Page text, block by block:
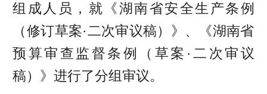
组成人员，就《湖南省安全生产条例
（修订草案·二次审议稿）》、《湖南省
预算审查监督条例（草案·二次审议
稿）》进行了分组审议。